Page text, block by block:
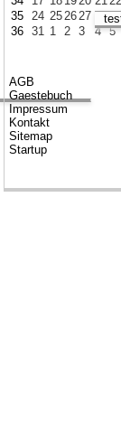
35
24 252627 28
36
31 1 2 3 4 5
AGB
Gaestebuch
Impressum
Kontakt
Sitemap
Startup